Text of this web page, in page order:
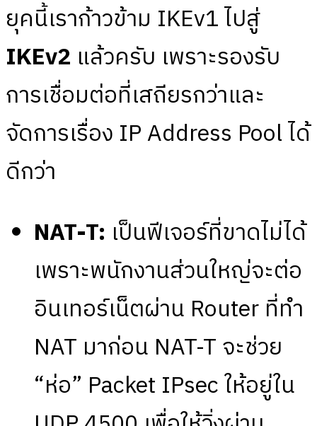
ยุคนี้เราก้าวข้าม IKEv1 ไปสู่
IKEv2 แล้วครับ เพราะรองรับ
การเชื่อมต่อที่เสถียรกว่าและ
จัดการเรื่อง IP Address Pool ได้
ดีกว่า
NAT-T: เป็นฟีเจอร์ที่ขาดไม่ได้
เพราะพนักงานส่วนใหญ่จะต่อ
อินเทอร์เน็ตผ่าน Router ที่ทำ
NAT มาก่อน NAT-T จะช่วย
“ห่อ” Packet IPsec ให้อยู่ใน